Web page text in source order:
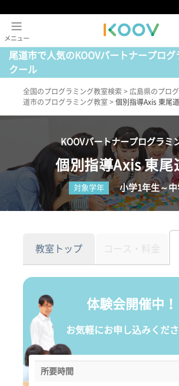
尾道市で人気のKOOVパートナープログ
クール
全国のプログラミング教室検索 > 広島県のプロ
道市のプログラミング教室 > 個別指導Axis 東尾
KOOVパートナープログラミ
個別指導Axis 東尾
対象学年 小学1年生～中
教室トップ コース・料金
体験会開催中！
お気軽にお申し込みくだ
所要時間